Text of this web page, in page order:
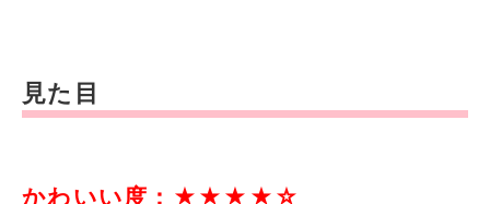
見た目
かわいい度：★★★★☆